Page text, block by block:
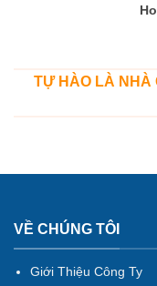
TỰ HÀO LÀ NHÀ
VỀ CHÚNG TÔI
Giới Thiệu Công Ty